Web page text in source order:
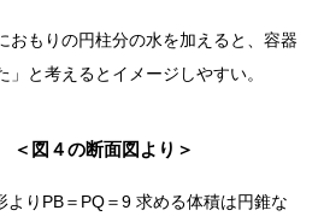
おもりの円柱分の水を加えると、容器
と考えるとイメージしやすい。
図４の断面図より＞
りPB＝PQ＝9 求める体積は円錐な